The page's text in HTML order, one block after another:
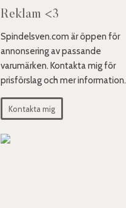
Reklam <3
Spindelsven.com är öppen för
annonsering av passande
varumärken. Kontakta mig för
prisförslag och mer information.
Kontakta mig